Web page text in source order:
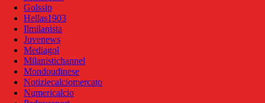
Golssip
Hellas1903
Ilmilanista
Juvenews
Mediagol
Milanistichannel
Mondoudinese
Notiziecalciomercato
Numericalcio